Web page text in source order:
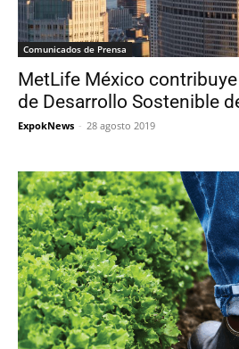
Comunicados de Prensa
MetLife México
de Desarrollo Sostenible
ExpokNews - 28 agosto 2019